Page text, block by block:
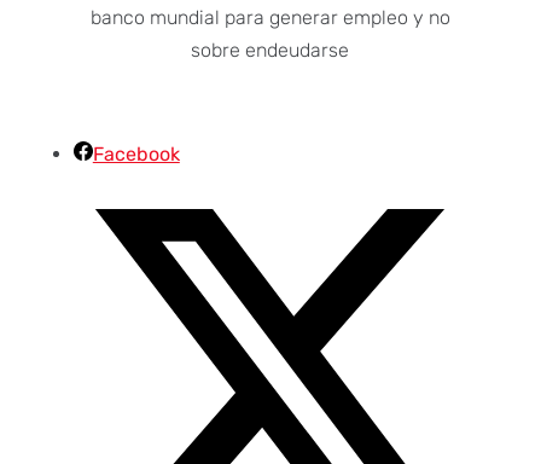
banco mundial para generar empleo y no
sobre endeudarse
Facebook